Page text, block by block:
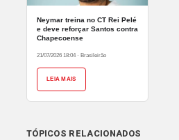
Neymar treina no CT Rei Pelé
e deve reforçar Santos contra
Chapecoense
21/07/2026 18:04 · Brasileirão
LEIA MAIS
TÓPICOS RELACIONADOS